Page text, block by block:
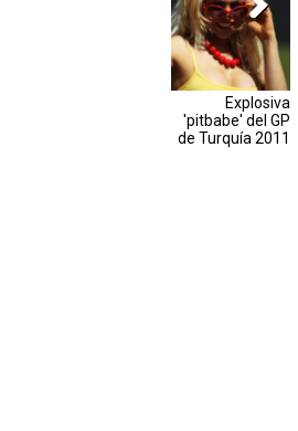
Explosiva
'pitbabe' del GP
de Turquía 2011